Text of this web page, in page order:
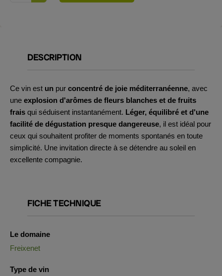
DESCRIPTION
Ce vin est un pur concentré de joie méditerranéenne, avec
une explosion d'arômes de fleurs blanches et de fruits
frais qui séduisent instantanément. Léger, équilibré et d'une
facilité de dégustation presque dangereuse, il est idéal pour
ceux qui souhaitent profiter de moments spontanés en toute
simplicité. Une invitation directe à se détendre au soleil en
excellente compagnie.
FICHE TECHNIQUE
Le domaine
Freixenet
Type de vin